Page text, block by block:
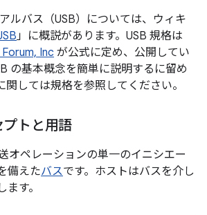
ルバス（USB）については、ウィキ
」に概説があります。USB 規格は
Inc が公式に定め、公開してい
の基本概念を簡単に説明するに留め
関しては規格を参照してください。
トと用語
オペレーションの単一のイニシエー
備えたバスです。ホストはバスを介し
ます。